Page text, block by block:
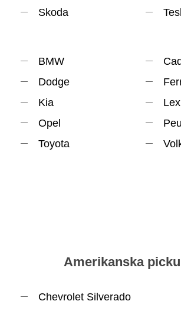
Skoda
BMW
Dodge
Kia
Opel
Toyota
Amerikanska
Chevrolet Silverado